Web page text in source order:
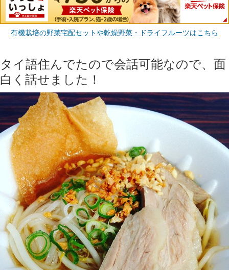
有機栽培の野菜宅配セットや乾燥野菜・ドライフルーツはこちら
タイ語住んでたので会話可能なので、面
白く話せました！